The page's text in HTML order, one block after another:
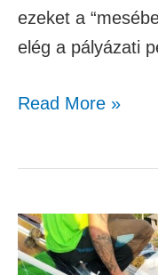
ezeket a
elég a pályázati
Read More »
Napelemek
–